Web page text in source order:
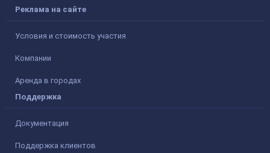
Реклама на сайте
Условия и стоимость участия
Компании
Аренда в городах
Поддержка
Документация
Поддержка клиентов